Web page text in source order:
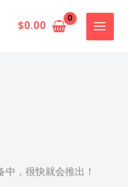
$0.00
，很快就会推出！